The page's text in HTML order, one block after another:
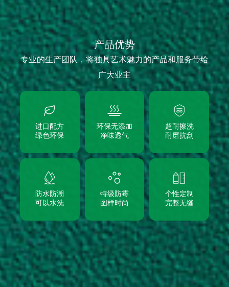
产品优势
专业的生产团队，将独具艺术魅力的产品和服务带给
广大业主
进口配方
绿色环保
环保无添加
净味透气
超耐擦洗
耐磨抗刮
防水防潮
可以水洗
特级防霉
图样时尚
个性定制
完整无缝